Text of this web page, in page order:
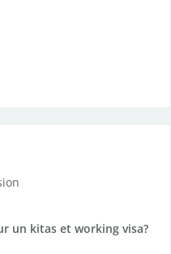
un kitas et working visa?